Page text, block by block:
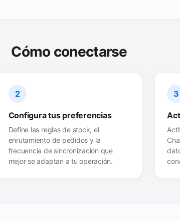
Cómo conectarse
2
Configura tus preferencias
Define las reglas de stock, el
enrutamiento de pedidos y la
frecuencia de sincronización que
mejor se adaptan a tu operación.
3